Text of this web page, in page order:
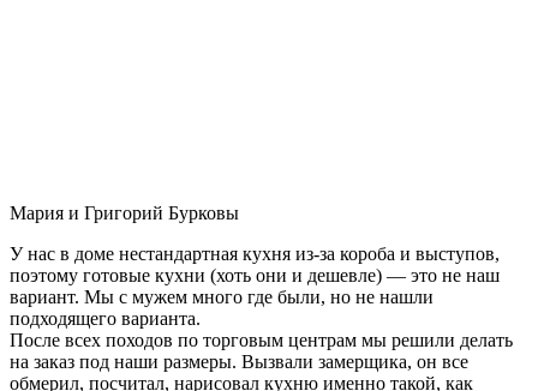
Мария и Григорий Бурковы
У нас в доме нестандартная кухня из-за короба и выступов,
поэтому готовые кухни (хоть они и дешевле) — это не наш
вариант. Мы с мужем много где были, но не нашли
подходящего варианта.
После всех походов по торговым центрам мы решили делать
на заказ под наши размеры. Вызвали замерщика, он все
обмерил, посчитал, нарисовал кухню именно такой, как